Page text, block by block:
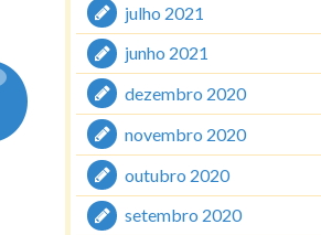
julho 2021
junho 2021
dezembro 2020
novembro 2020
outubro 2020
setembro 2020